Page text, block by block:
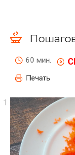
60 мин.
Печать